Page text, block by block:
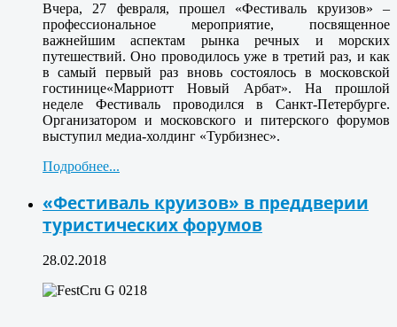
Вчера, 27 февраля, прошел «Фестиваль круизов» –
профессиональное мероприятие, посвященное
важнейшим аспектам рынка речных и морских
путешествий. Оно проводилось уже в третий раз, и как
в самый первый раз вновь состоялось в московской
гостинице«Марриотт Новый Арбат». На прошлой
неделе Фестиваль проводился в Санкт-Петербурге.
Организатором и московского и питерского форумов
выступил медиа-холдинг «Турбизнес».
Подробнее...
«Фестиваль круизов» в преддверии
туристических форумов
28.02.2018